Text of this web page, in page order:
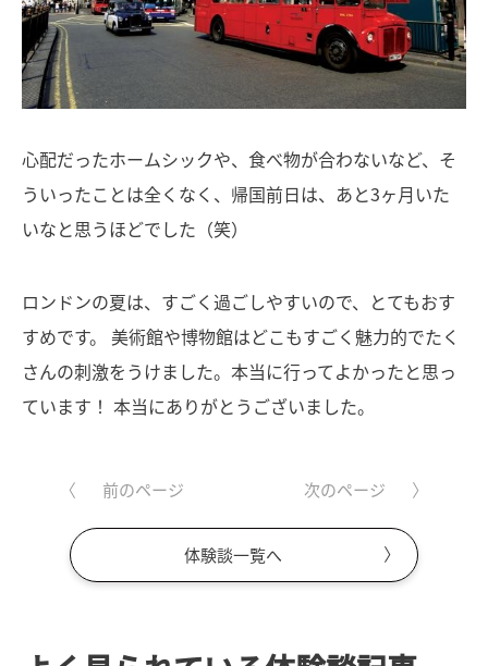
心配だったホームシックや、食べ物が合わないなど、そ
ういったことは全くなく、帰国前日は、あと3ヶ月いた
いなと思うほどでした（笑）
ロンドンの夏は、すごく過ごしやすいので、とてもおす
すめです。 美術館や博物館はどこもすごく魅力的でたく
さんの刺激をうけました。本当に行ってよかったと思っ
ています！ 本当にありがとうございました。
前のページ
体験談一覧へ
次のページ